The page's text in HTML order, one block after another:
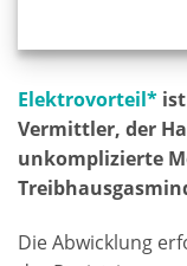
Elektrovorteil*
Vermittler, der
unkomplizierte
Die Abwicklung